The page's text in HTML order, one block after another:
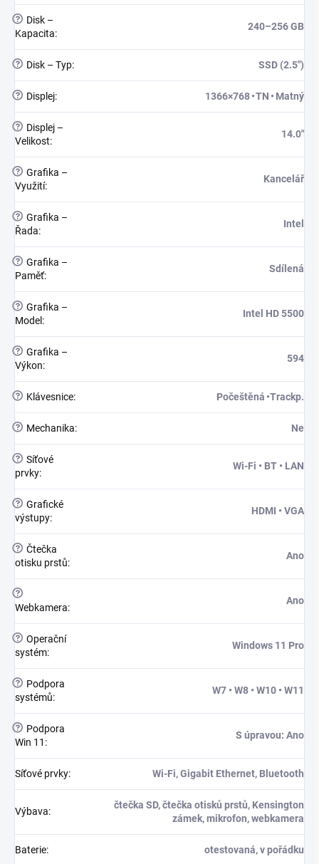
?
Disk –
Kapacita:
240–256 GB
? Disk – Typ: SSD (2.5")
? Displej: 1366×768 • TN • Matný
?
Displej –
Velikost:
14.0"
? Grafika –
Využití:
Kancelář
? Grafika –
Řada:
Intel
? Grafika –
Paměť:
Sdílená
? Grafika –
Model :
Intel HD 5500
? Grafika –
Výkon:
594
? Klávesnice: Počeštěná •Trackp.
? Mechanika: Ne
? Síťové
prvky:
Wi-Fi • BT • LAN
? Grafické
výstupy:
HDMI • VGA
? Čtečka
otisku prstů:
Ano
?
Webkamera:
Ano
? Operační
systém:
Windows 11 Pro
?
Podpora
systémů:
W7 • W8 • W10 • W11
?
Podpora
Win 11 :
S úpravou: Ano
Síťové prvky: Wi-Fi, Gigabit Ethernet, Bluetooth
Výbava:
čtečka SD, čtečka otisků prstů, Kensington
zámek, mikrofon, webkamera
Baterie: otestovaná, v pořádku